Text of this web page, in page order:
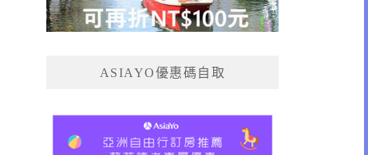
ASIAYO優惠碼自取